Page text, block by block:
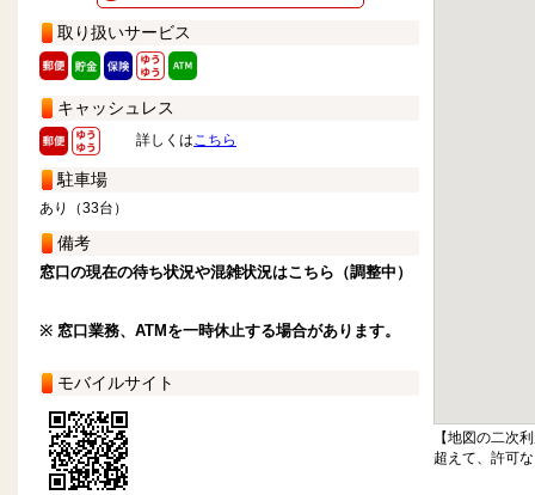
取り扱いサービス
キャッシュレス
詳しくはこちら
駐車場
あり（33台）
備考
窓口の現在の待ち状況や混雑状況はこちら（調整中）
※ 窓口業務、ATMを一時休止する場合があります。
モバイルサイト
【地図の二次
超えて、許可